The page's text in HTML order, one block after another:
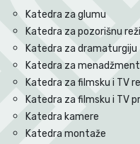
Katedra za glumu
Katedra za pozorišnu
Katedra za dramaturgiju
Katedra za
Katedra za filmsku i TV
Katedra za filmsku i TV
Katedra kamere
Katedra montaže